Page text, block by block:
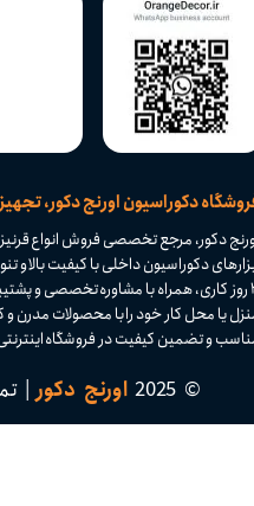
دکوراسیون اورنج دکور،
دکور، مرجع تخصصی فروش انواع
۴ روز کاری، همراه با مشاوره تخصصی و
یا محل کار خود را با محصولات مدرن
و تضمین کیفیت در فروشگاه
© 2025 اورنج دکور|